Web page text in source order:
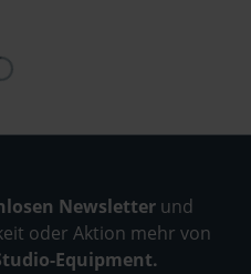
Newsletter und
oder Aktion mehr von
Equipment.